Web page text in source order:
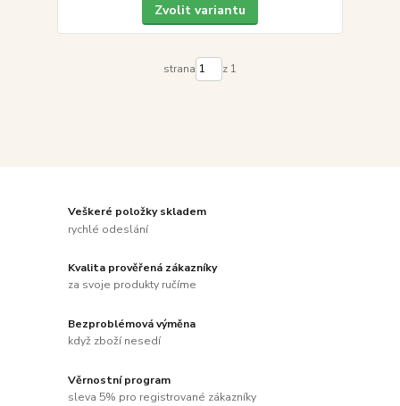
Zvolit variantu
strana z 1
Veškeré položky skladem
rychlé odeslání
Kvalita prověřená zákazníky
za svoje produkty ručíme
Bezproblémová výměna
když zboží nesedí
Věrnostní program
sleva 5% pro registrované zákazníky